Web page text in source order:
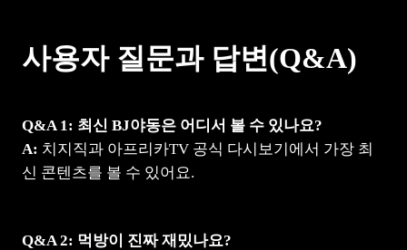
사용자 질문과 답변(Q&A)
Q&A 1: 최신 BJ야동은 어디서 볼 수 있나요?
A: 치지직과 아프리카TV 공식 다시보기에서 가장 최
신 콘텐츠를 볼 수 있어요.
Q&A 2: 먹방이 진짜 재밌나요?